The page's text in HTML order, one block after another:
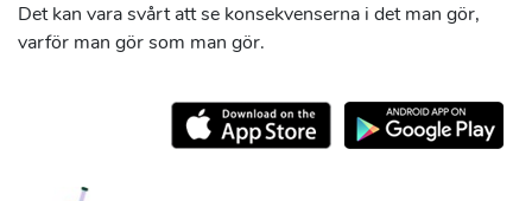
Det kan vara svårt att se konsekvenserna i det man gör,
varför man gör som man gör.